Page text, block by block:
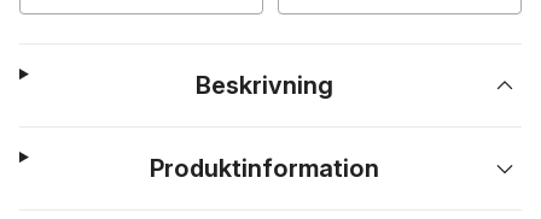
Beskrivning
Produktinformation